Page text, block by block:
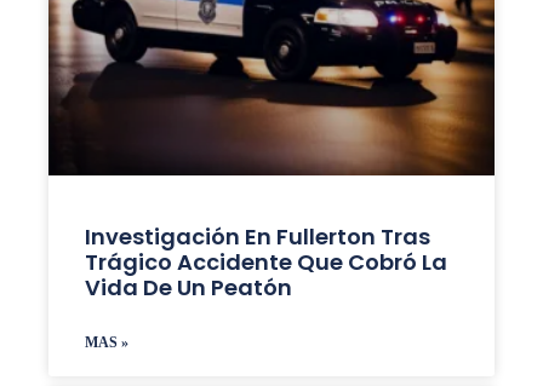
Investigación En Fullerton Tras
Trágico Accidente Que Cobró La
Vida De Un Peatón
MAS »